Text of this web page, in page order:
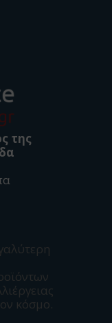
της
κόσμο.